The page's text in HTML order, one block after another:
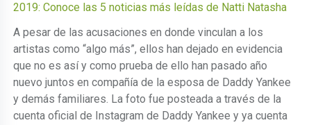
2019: Conoce las 5 noticias más leídas de Natti Natasha
A pesar de las acusaciones en donde vinculan a los
artistas como “algo más”, ellos han dejado en evidencia
que no es así y como prueba de ello han pasado año
nuevo juntos en compañía de la esposa de Daddy Yankee
y demás familiares. La foto fue posteada a través de la
cuenta oficial de Instagram de Daddy Yankee y ya cuenta